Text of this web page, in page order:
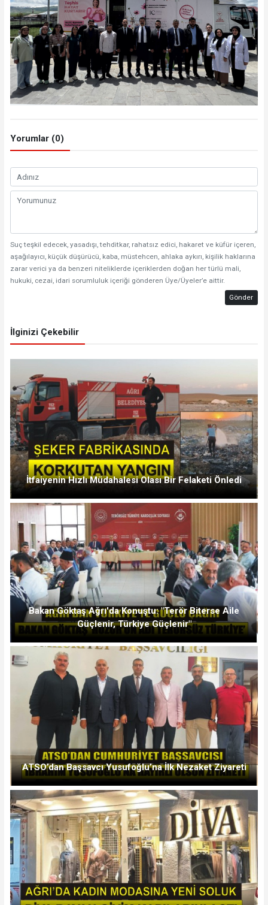
Yorumlar (0)
Suç teşkil edecek, yasadışı, tehditkar, rahatsız edici, hakaret ve küfür içeren,
aşağılayıcı, küçük düşürücü, kaba, müstehcen, ahlaka aykırı, kişilik haklarına
zarar verici ya da benzeri niteliklerde içeriklerden doğan her türlü mali,
hukuki, cezai, idari sorumluluk içeriği gönderen Üye/Üyeler’e aittir.
Gönder
İlginizi Çekebilir
İtfaiyenin Hızlı Müdahalesi Olası Bir Felaketi Önledi
Bakan Göktaş Ağrı'da Konuştu: "Terör Biterse Aile
Güçlenir, Türkiye Güçlenir"
ATSO’dan Başsavcı Yusufoğlu’na İlk Nezaket Ziyareti